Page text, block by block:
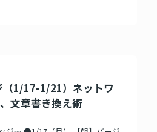
（1/17-1/21）ネットワ
文章書き換え術